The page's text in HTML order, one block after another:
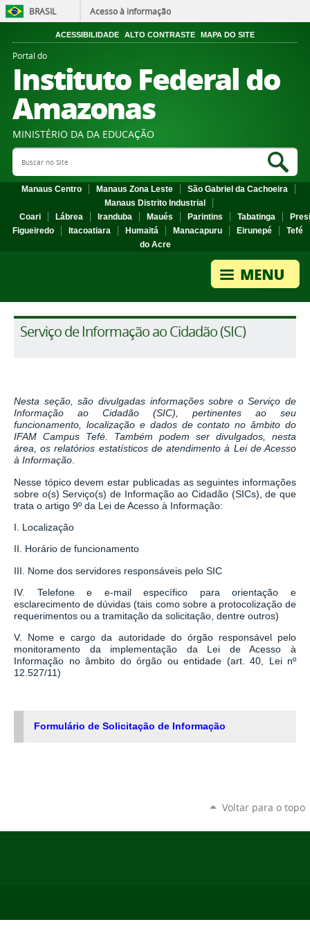
BRASIL Acesso à informação
ACESSIBILIDADE ALTO CONTRASTE MAPA DO SITE
Portal do
Instituto Federal do
Amazonas
MINISTÉRIO DA DA EDUCAÇÃO
Search Site
Manaus Centro Manaus Zona Leste
São Gabriel da Cachoeira
Manaus Distrito Industrial
Coari
Lábrea Iranduba Maués Parintins Tabatinga
Figueiredo
Itacoatiara Humaitá Manacapuru Eirunepé
Tefé
do Acre
Serviço de Informação ao Cidadão (SIC)
Nesta seção, são divulgadas informações sobre o Serviço de
Informação ao Cidadão (SIC), pertinentes ao seu
funcionamento, localização e dados de contato no âmbito do
IFAM Campus Tefé. Também podem ser divulgados, nesta
área, os relatórios estatísticos de atendimento à Lei de Acesso
à Informação.
Nesse tópico devem estar publicadas as seguintes informações
sobre o(s) Serviço(s) de Informação ao Cidadão (SICs), de que
trata o artigo 9º da Lei de Acesso à Informação:
I. Localização
II. Horário de funcionamento
III. Nome dos servidores responsáveis pelo SIC
IV. Telefone e e-mail específico para orientação e
esclarecimento de dúvidas (tais como sobre a protocolização de
requerimentos ou a tramitação da solicitação, dentre outros)
V. Nome e cargo da autoridade do órgão responsável pelo
monitoramento da implementação da Lei de Acesso à
Informação no âmbito do órgão ou entidade (art. 40, Lei nº
12.527/11)
Formulário de Solicitação de Informação
Voltar para o topo